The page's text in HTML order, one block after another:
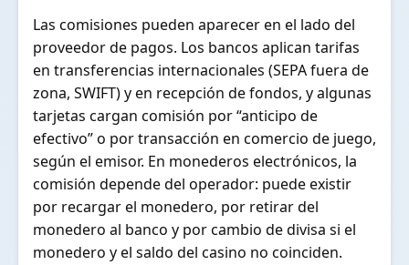
Las comisiones pueden aparecer en el lado del
proveedor de pagos. Los bancos aplican tarifas
en transferencias internacionales (SEPA fuera de
zona, SWIFT) y en recepción de fondos, y algunas
tarjetas cargan comisión por “anticipo de
efectivo” o por transacción en comercio de juego,
según el emisor. En monederos electrónicos, la
comisión depende del operador: puede existir
por recargar el monedero, por retirar del
monedero al banco y por cambio de divisa si el
monedero y el saldo del casino no coinciden.